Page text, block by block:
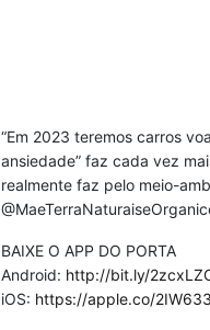
“Em 2023 teremos carros
ansiedade” faz cada vez
realmente faz pelo meio-
BAIXE O APP DO PORTA
Android: http://bit.ly/
iOS: https://apple.co/